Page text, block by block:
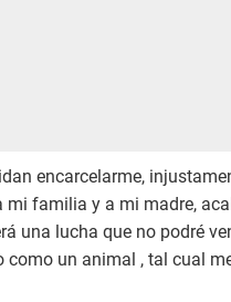
encarcelarme,
mi familia y a mi madre,
una lucha que no podré
como un animal , tal cual